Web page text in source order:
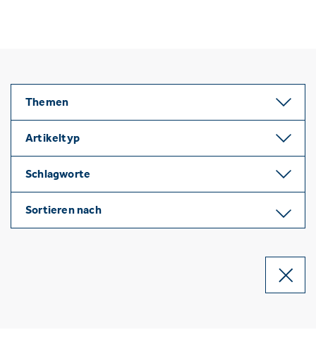
Themen
Artikeltyp
Schlagworte
Sortieren nach